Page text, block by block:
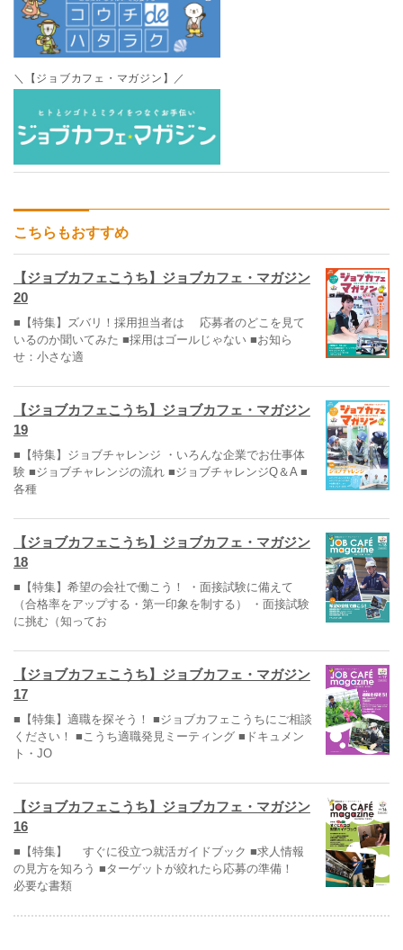
＼【ジョブカフェ・マガジン】／
こちらもおすすめ
【ジョブカフェこうち】ジョブカフェ・マガジン
20
■【特集】ズバリ！採用担当者は 応募者のどこを見て
いるのか聞いてみた ■採用はゴールじゃない ■お知ら
せ：小さな適
【ジョブカフェこうち】ジョブカフェ・マガジン
19
■【特集】ジョブチャレンジ ・いろんな企業でお仕事体
験 ■ジョブチャレンジの流れ ■ジョブチャレンジQ＆A ■
各種
【ジョブカフェこうち】ジョブカフェ・マガジン
18
■【特集】希望の会社で働こう！ ・面接試験に備えて
（合格率をアップする・第一印象を制する） ・面接試験
に挑む（知ってお
【ジョブカフェこうち】ジョブカフェ・マガジン
17
■【特集】適職を探そう！ ■ジョブカフェこうちにご相談
ください！ ■こうち適職発見ミーティング ■ドキュメン
ト・JO
【ジョブカフェこうち】ジョブカフェ・マガジン
16
■【特集】 すぐに役立つ就活ガイドブック ■求人情報
の見方を知ろう ■ターゲットが絞れたら応募の準備！
必要な書類